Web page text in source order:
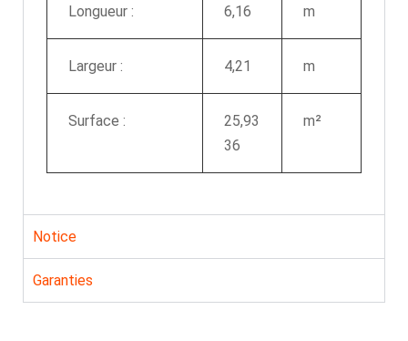
Longueur : 6,16 m
Largeur : 4,21 m
Surface :
25,93
36
m²
Notice
Garanties